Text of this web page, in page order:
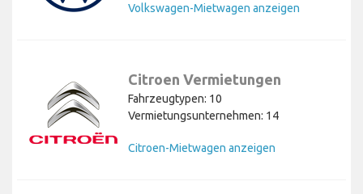
Volkswagen-Mietwagen anzeigen
Citroen Vermietungen
Fahrzeugtypen: 10
Vermietungsunternehmen: 14
Citroen-Mietwagen anzeigen